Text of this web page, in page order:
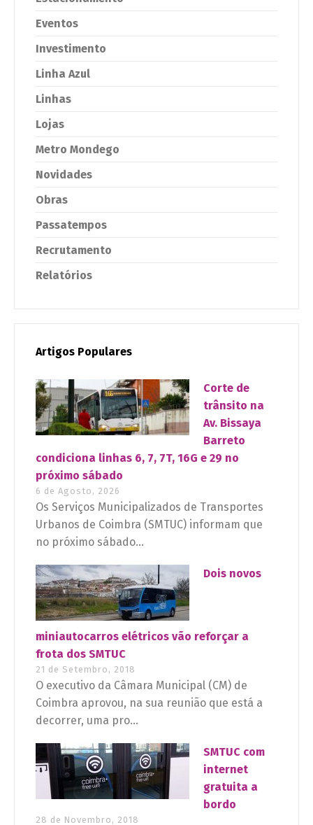
Eventos
Investimento
Linha Azul
Linhas
Lojas
Metro Mondego
Novidades
Obras
Passatempos
Recrutamento
Relatórios
Artigos Populares
Corte de
trânsito na
Av. Bissaya
Barreto
condiciona linhas 6, 7, 7T, 16G e 29 no
próximo sábado
6 de Agosto, 2026
Os Serviços Municipalizados de Transportes
Urbanos de Coimbra (SMTUC) informam que
no próximo sábado...
Dois novos
miniautocarros elétricos vão reforçar a
frota dos SMTUC
21 de Setembro, 2018
O executivo da Câmara Municipal (CM) de
Coimbra aprovou, na sua reunião que está a
decorrer, uma pro...
SMTUC com
internet
gratuita a
bordo
28 de Novembro, 2018